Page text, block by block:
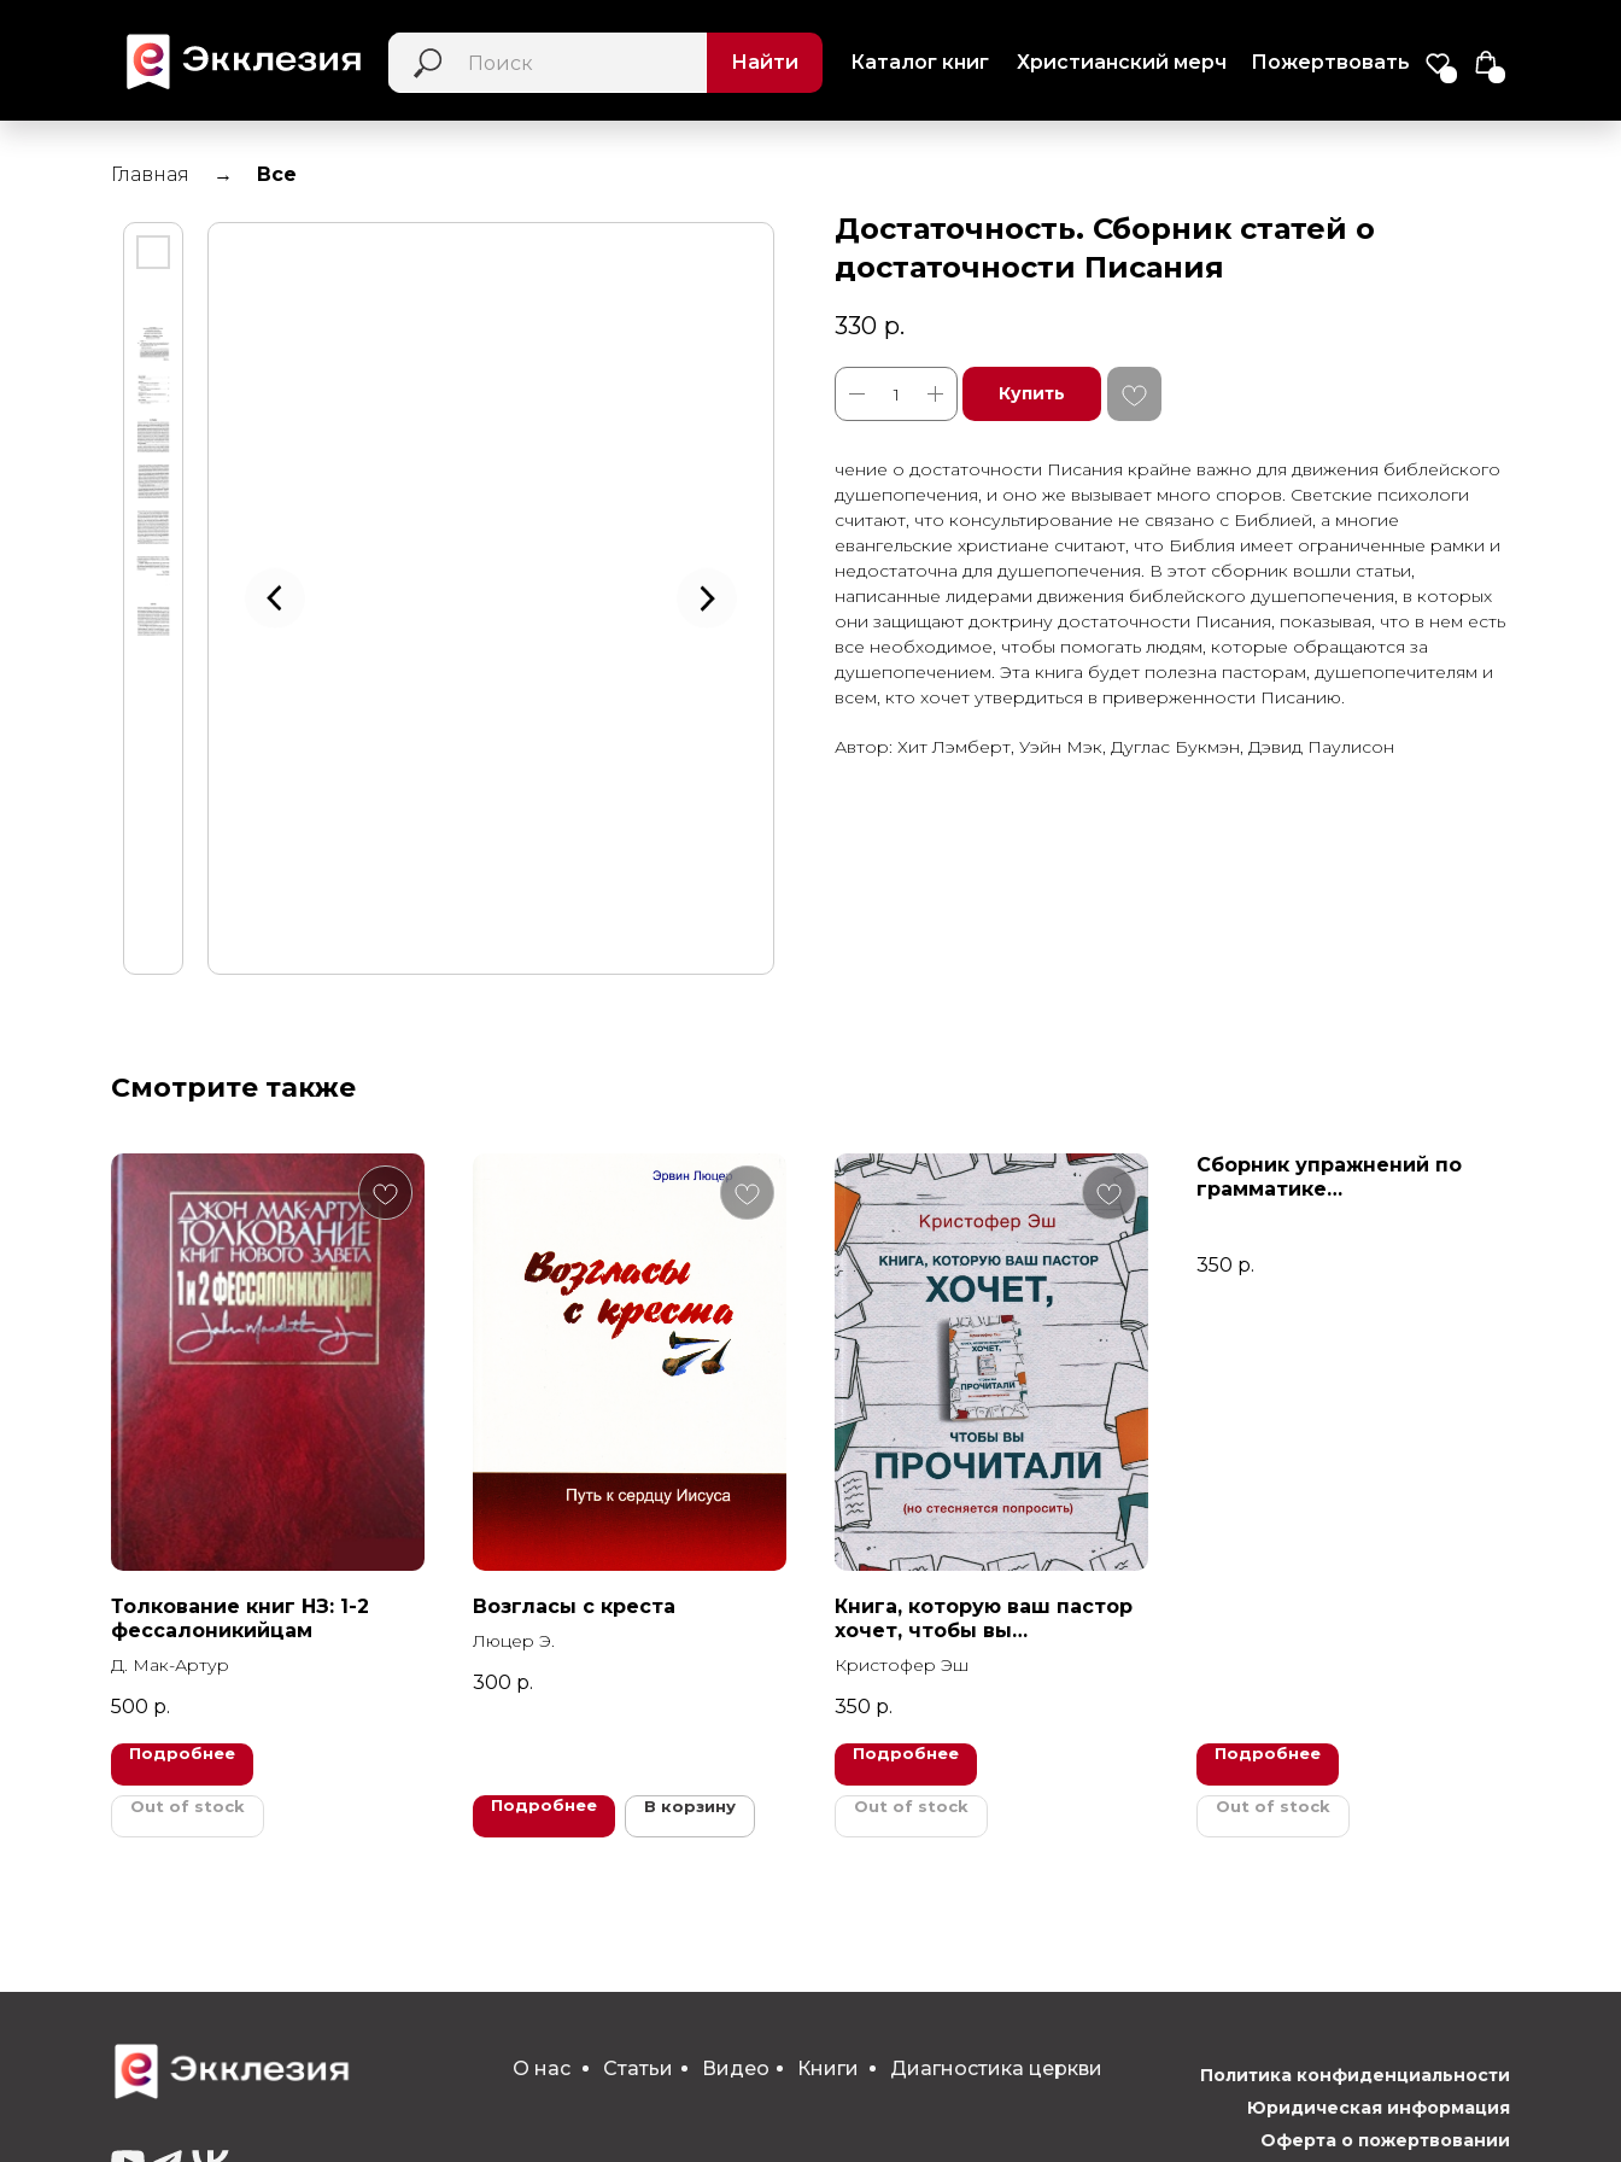
Христианский мерч
Каталог книг Пожертвовать
Найти
Главная Все
Достаточность. Сборник статей о
достаточности Писания
330 р.
Купить
чение о достаточности Писания крайне важно для движения библейского
душепопечения, и оно же вызывает много споров. Светские психологи
считают, что консультирование не связано с Библией, а многие
евангельские христиане считают, что Библия имеет ограниченные рамки и
недостаточна для душепопе­чения. В этот сборник вошли статьи,
написанные лидерами движения библей­ского душепопечения, в которых
они защищают доктрину достаточности Писа­ния, показывая, что в нем есть
все необходимое, чтобы помогать людям, которые обращаются за
душепопечением. Эта книга будет полезна пасторам, душепопечителям и
всем, кто хочет утвердиться в приверженности Писанию.
Автор: Хит Лэмберт, Уэйн Мэк, Дуглас Букмэн, Дэвид Паулисон
Смотрите также
Толкование книг НЗ: 1-2
фессалоникийцам
Д. Мак-Артур
500 р.
Подробнее
Out of stock
Возгласы с креста
Люцер Э.
300 р.
Подробнее В корзину
Книга, которую ваш пастор
хочет, чтобы вы
прочитали...
Кристофер Эш
350 р.
Подробнее
Out of stock
Сборник упражнений по
грамматике
350 р.
Подробнее
Out of stock
О нас Статьи Видео Книги Диагностика церкви
Политика конфиденциальности
Юридическая информация
Оферта о пожертвовании